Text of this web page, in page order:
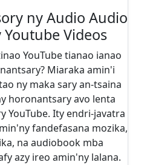
ny Audio Audio
Videos
YouTube tianao ianao
Miaraka amin'i
ny maka sary an-tsaina
horonantsary avo lenta
YouTube. Ity endri-javatra
fandefasana mozika,
na audiobook mba
azy ireo amin'ny lalana.